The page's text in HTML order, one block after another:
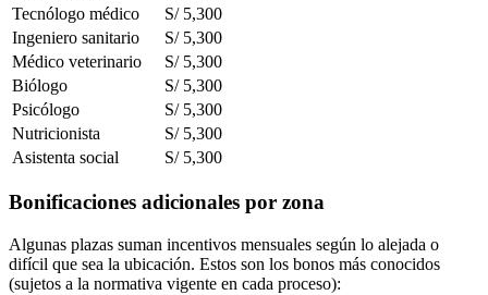
Tecnólogo médico
S/ 5,300
Ingeniero sanitario
S/ 5,300
Médico veterinario
S/ 5,300
Biólogo
S/ 5,300
Psicólogo
S/ 5,300
Nutricionista
S/ 5,300
Asistenta social
S/ 5,300
Bonificaciones adicionales por zona
Algunas plazas suman incentivos mensuales según lo alejada o
difícil que sea la ubicación. Estos son los bonos más conocidos
(sujetos a la normativa vigente en cada proceso):